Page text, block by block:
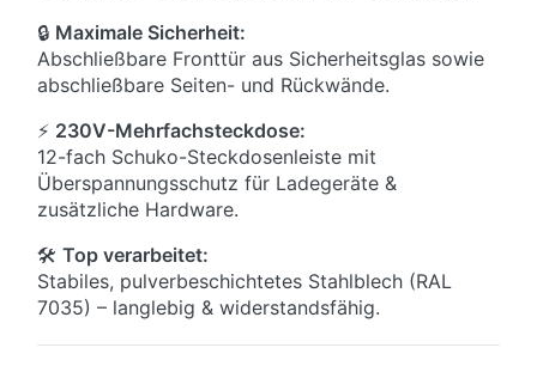
🔒 Maximale Sicherheit:
Abschließbare Fronttür aus Sicherheitsglas sowie
abschließbare Seiten- und Rückwände.
⚡ 230V-Mehrfachsteckdose:
12-fach Schuko-Steckdosenleiste mit
Überspannungsschutz für Ladegeräte &
zusätzliche Hardware.
🛠 Top verarbeitet:
Stabiles, pulverbeschichtetes Stahlblech (RAL
7035) – langlebig & widerstandsfähig.